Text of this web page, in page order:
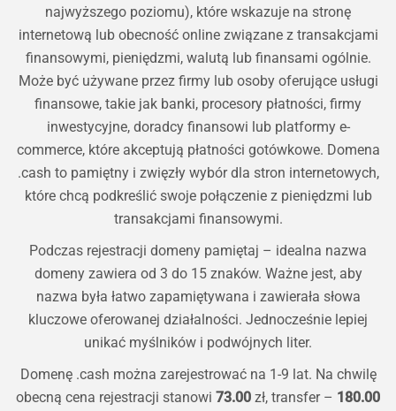
najwyższego poziomu), które wskazuje na stronę
internetową lub obecność online związane z transakcjami
finansowymi, pieniędzmi, walutą lub finansami ogólnie.
Może być używane przez firmy lub osoby oferujące usługi
finansowe, takie jak banki, procesory płatności, firmy
inwestycyjne, doradcy finansowi lub platformy e-
commerce, które akceptują płatności gotówkowe. Domena
.cash to pamiętny i zwięzły wybór dla stron internetowych,
które chcą podkreślić swoje połączenie z pieniędzmi lub
transakcjami finansowymi.
Podczas rejestracji domeny pamiętaj – idealna nazwa
domeny zawiera od 3 do 15 znaków. Ważne jest, aby
nazwa była łatwo zapamiętywana i zawierała słowa
kluczowe oferowanej działalności. Jednocześnie lepiej
unikać myślników i podwójnych liter.
Domenę .cash można zarejestrować na 1-9 lat. Na chwilę
obecną cena rejestracji stanowi 73.00 zł, transfer – 180.00